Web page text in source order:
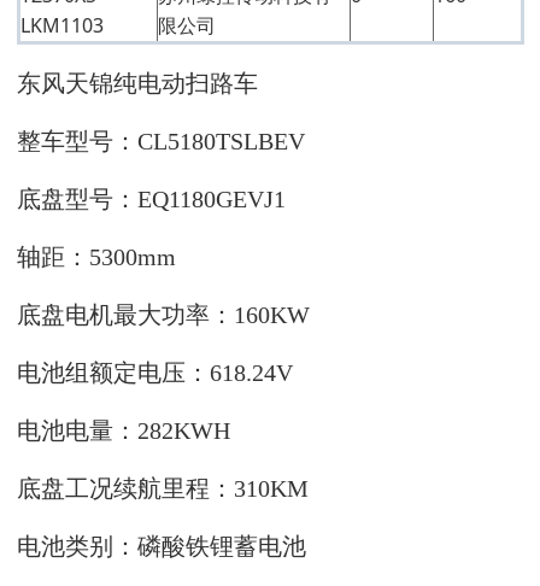
LKM1103
限公司
东风天锦纯电动扫路车
整车型号： CL5180TSLBEV
底盘型号： EQ1180GEVJ1
轴距： 5300mm
底盘电机最大功率： 160KW
电池组额定电压： 618.24V
电池电量： 282KWH
底盘工况续航里程： 310KM
电池类别：磷酸铁锂蓄电池